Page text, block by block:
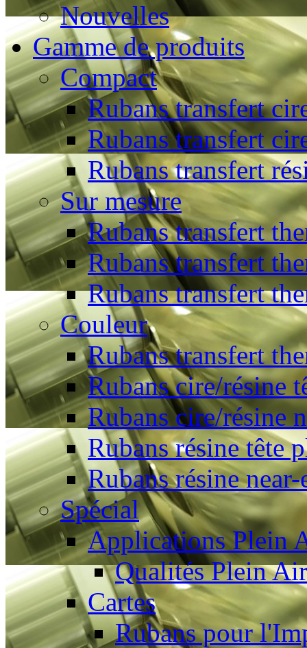
Nouvelles
Gamme de produits
Compact
Rubans transfert
Rubans transfert
Rubans transfert
Sur mesure
Rubans transfert
Rubans transfert
Rubans transfert
Couleur
Rubans transfert
Rubans cire/résine
Rubans cire/résine
Rubans résine tête
Rubans résine near-
Spécial
Applications Plein
Qualités Plein Air
Cartes
Rubans pour